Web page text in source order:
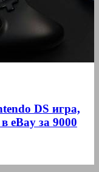
DS игра,
eBay за 9000